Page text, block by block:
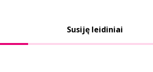
Susiję leidiniai